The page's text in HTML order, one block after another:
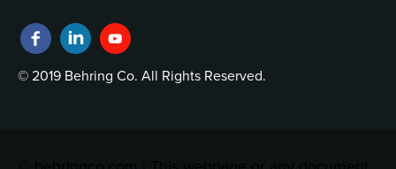
© 2019 Behring Co. All Rights Reserved.